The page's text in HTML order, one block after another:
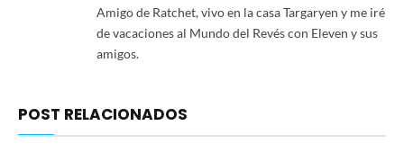
Amigo de Ratchet, vivo en la casa Targaryen y me iré
de vacaciones al Mundo del Revés con Eleven y sus
amigos.
POST RELACIONADOS